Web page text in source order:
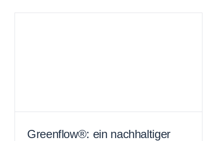
Greenflow®: ein nachhaltiger